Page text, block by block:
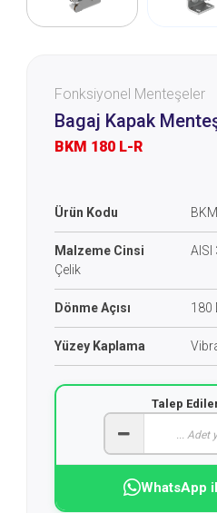
Fonksiyonel Menteşeler
Bagaj Kapak
BKM 180 L-R
Ürün Kodu
Malzeme Cinsi
AISI
Çelik
Dönme Açısı 180
Yüzey Kaplama
Talep
WhatsApp